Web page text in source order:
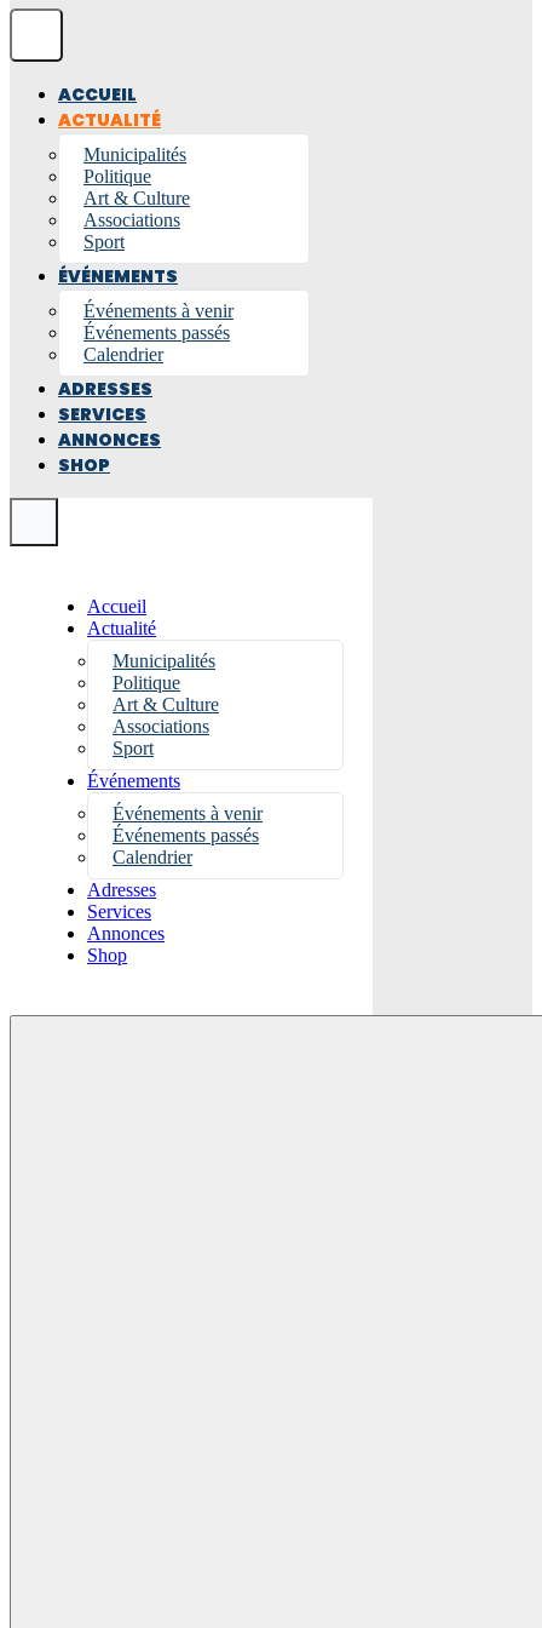
ACCUEIL
ACTUALITÉ
Municipalités
Politique
Art & Culture
Associations
Sport
ÉVÉNEMENTS
Événements à venir
Événements passés
Calendrier
ADRESSES
SERVICES
ANNONCES
SHOP
Accueil
Actualité
Municipalités
Politique
Art & Culture
Associations
Sport
Événements
Événements à venir
Événements passés
Calendrier
Adresses
Services
Annonces
Shop